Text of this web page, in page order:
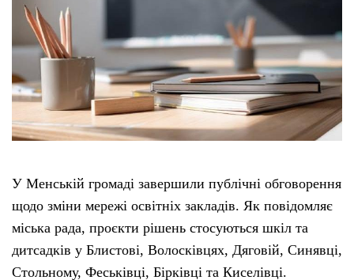
У Менській громаді завершили публічні обговорення
щодо зміни мережі освітніх закладів. Як повідомляє
міська рада, проєкти рішень стосуються шкіл та
дитсадків у Блистові, Волосківцях, Дяговій, Синявці,
Стольному, Феськівці, Бірківці та Киселівці.